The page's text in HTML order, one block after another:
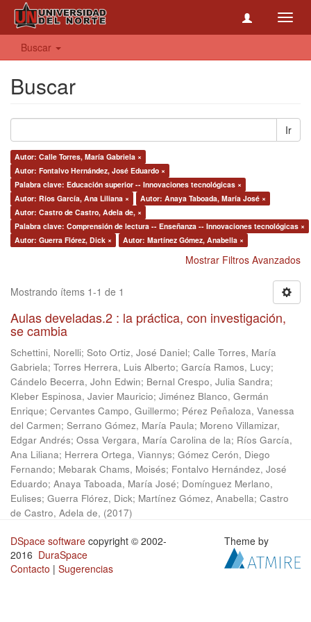
Buscar
Buscar
Ir
Autor: Calle Torres, María Gabriela ×
Autor: Fontalvo Hernández, José Eduardo ×
Palabra clave: Educación superior -- Innovaciones tecnológicas ×
Autor: Ríos García, Ana Liliana ×
Autor: Anaya Taboada, María José ×
Autor: Castro de Castro, Adela de, ×
Palabra clave: Comprensión de lectura -- Enseñanza -- Innovaciones tecnológicas ×
Autor: Guerra Flórez, Dick ×
Autor: Martínez Gómez, Anabella ×
Mostrar Filtros Avanzados
Mostrando ítems 1-1 de 1
Aulas develadas.2 : la práctica, con investigación,
se cambia
Schettini, Norelli; Soto Ortiz, José Daniel; Calle Torres, María
Gabriela; Torres Herrera, Luis Alberto; García Ramos, Lucy;
Cándelo Becerra, John Edwin; Bernal Crespo, Julia Sandra;
Kleber Espinosa, Javier Mauricio; Jiménez Blanco, Germán
Enrique; Cervantes Campo, Guillermo; Pérez Peñaloza, Vanessa
del Carmen; Serrano Gómez, María Paula; Moreno Villamizar,
Edgar Andrés; Ossa Vergara, María Carolina de la; Ríos García,
Ana Liliana; Herrera Ortega, Viannys; Gómez Cerón, Diego
Fernando; Mebarak Chams, Moisés; Fontalvo Hernández, José
Eduardo; Anaya Taboada, María José; Domínguez Merlano,
Eulises; Guerra Flórez, Dick; Martínez Gómez, Anabella; Castro
de Castro, Adela de, (2017)
DSpace software copyright © 2002-
2016 DuraSpace
Contacto | Sugerencias
Theme by